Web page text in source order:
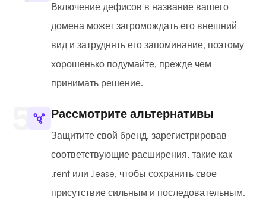
Включение дефисов в название вашего
домена может загромождать его внешний
вид и затруднять его запоминание, поэтому
хорошенько подумайте, прежде чем
принимать решение.
Рассмотрите альтернативы
Защитите свой бренд, зарегистрировав
соответствующие расширения, такие как
.rent или .lease, чтобы сохранить свое
присутствие сильным и последовательным.